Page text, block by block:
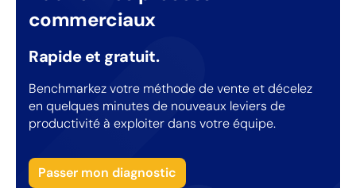
commerciaux
Rapide et gratuit.
Benchmarkez votre méthode de vente et décelez
en quelques minutes de nouveaux leviers de
productivité à exploiter dans votre équipe.
Passer mon diagnostic